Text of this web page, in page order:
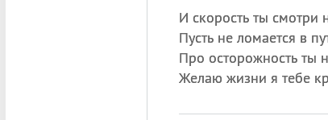
И скорость ты смотри
Пусть не ломается в
Про осторожность ты
Желаю жизни я тебе